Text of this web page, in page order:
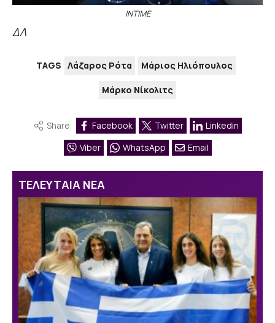
ΙΝΤΙΜΕ
ΔΛ
TAGS Λάζαρος Ρότα Μάριος Ηλιόπουλος
Μάρκο Νίκολιτς
Share Facebook Twitter
Linkedin
Viber
WhatsApp Email
ΤΕΛΕΥΤΑΙΑ ΝΕΑ